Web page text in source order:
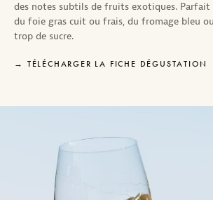
des notes subtils de fruits exotiques. Parfait
du foie gras cuit ou frais, du fromage bleu
trop de sucre.
TÉLÉCHARGER LA FICHE DÉGUSTATION